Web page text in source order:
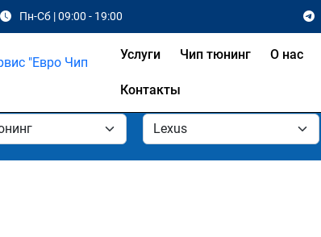
Пн-Сб | 09:00 - 19:00
Услуги Чип тюнинг О нас
Контакты